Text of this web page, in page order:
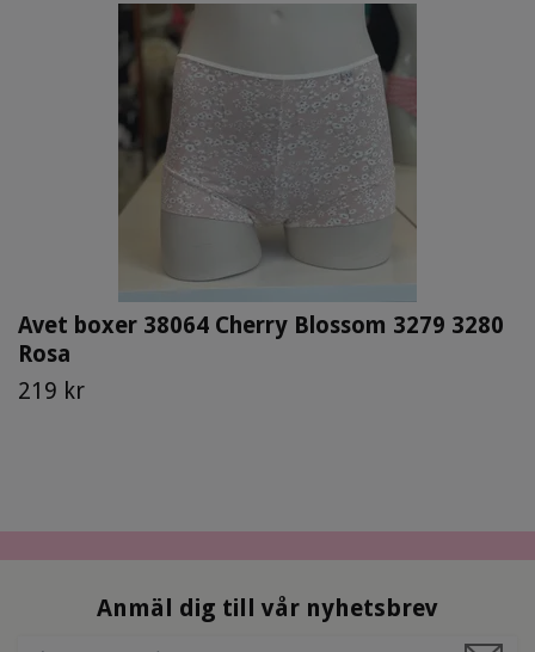
Avet boxer 38064 Cherry Blossom 3279 3280
Rosa
219 kr
Anmäl dig till vår nyhetsbrev